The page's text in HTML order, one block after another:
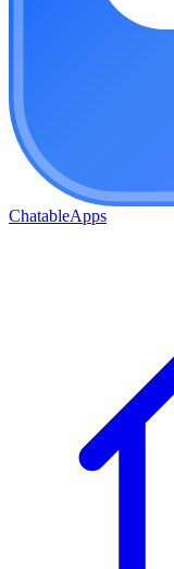
ChatableApps